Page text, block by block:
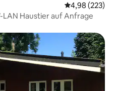
4,98 (223)
Haustier auf Anfrage